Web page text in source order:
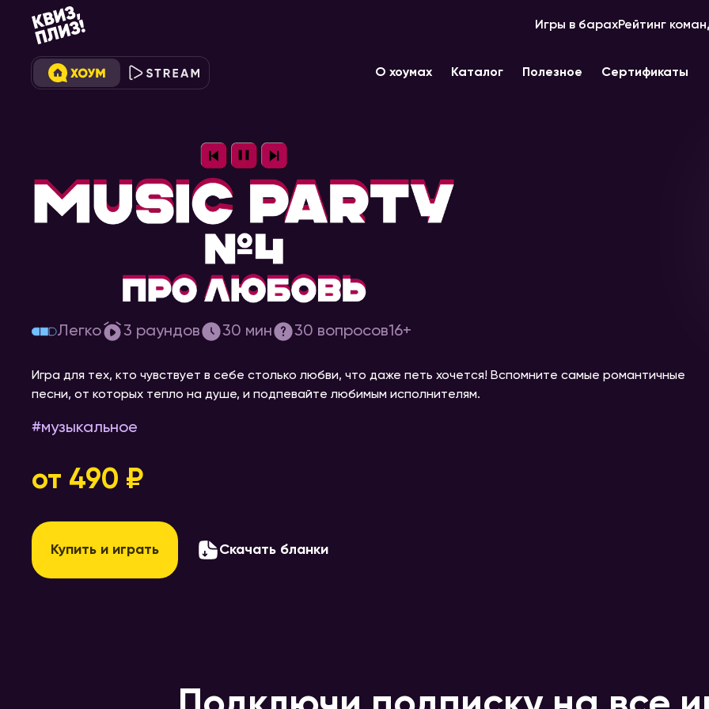
Игры в барахРейтинг
О хоумах Каталог Полезное Сертификаты
[music party] #4 про любовь
Легко 3 раундов 30 мин 30 вопросов16+
Игра для тех, кто чувствует в себе столько любви, что даже петь хочется! Вспомните самые романтичные
песни, от которых тепло на душе, и подпевайте любимым исполнителям.
#музыкальное
от 490 ₽
Купить и играть Скачать бланки